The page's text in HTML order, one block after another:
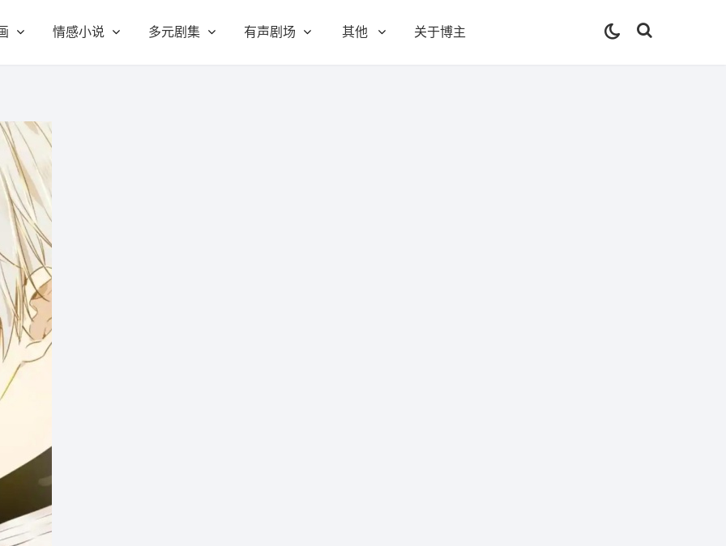
情感小说 多元剧集 有声剧场 其他 关于博主